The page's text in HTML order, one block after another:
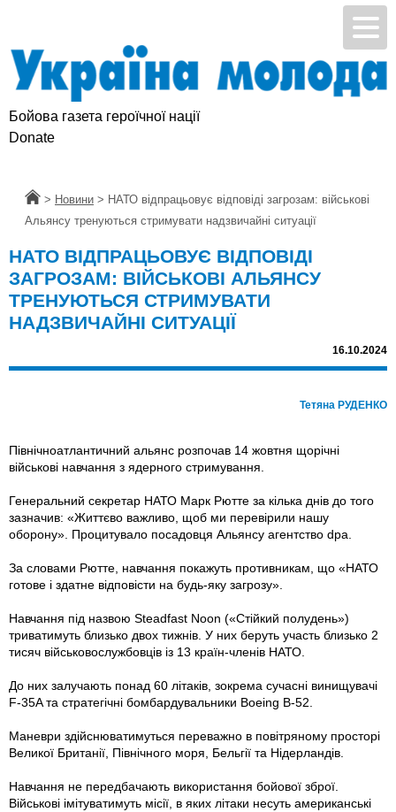
Бойова газета героїчної нації
Donate
Головна
> Новини > НАТО відпрацьовує відповіді загрозам: військові
Альянсу тренуються стримувати надзвичайні ситуації
НАТО ВІДПРАЦЬОВУЄ ВІДПОВІДІ
ЗАГРОЗАМ: ВІЙСЬКОВІ АЛЬЯНСУ
ТРЕНУЮТЬСЯ СТРИМУВАТИ
НАДЗВИЧАЙНІ СИТУАЦІЇ
16.10.2024
Тетяна РУДЕНКО
Північноатлантичний альянс розпочав 14 жовтня щорічні
військові навчання з ядерного стримування.
Генеральний секретар НАТО Марк Рютте за кілька днів до того
зазначив: «Життєво важливо, щоб ми перевірили нашу
оборону». Процитувало посадовця Альянсу агентство dpa.
За словами Рютте, навчання покажуть противникам, що «НАТО
готове і здатне відповісти на будь-яку загрозу».
Навчання під назвою Steadfast Noon («Стійкий полудень»)
триватимуть близько двох тижнів. У них беруть участь близько 2
тисяч військовослужбовців із 13 країн-членів НАТО.
До них залучають понад 60 літаків, зокрема сучасні винищувачі
F-35A та стратегічні бомбардувальники Boeing B-52.
Маневри здійснюватимуться переважно в повітряному просторі
Великої Британії, Північного моря, Бельгії та Нідерландів.
Навчання не передбачають використання бойової зброї.
Військові імітуватимуть місії, в яких літаки несуть американські